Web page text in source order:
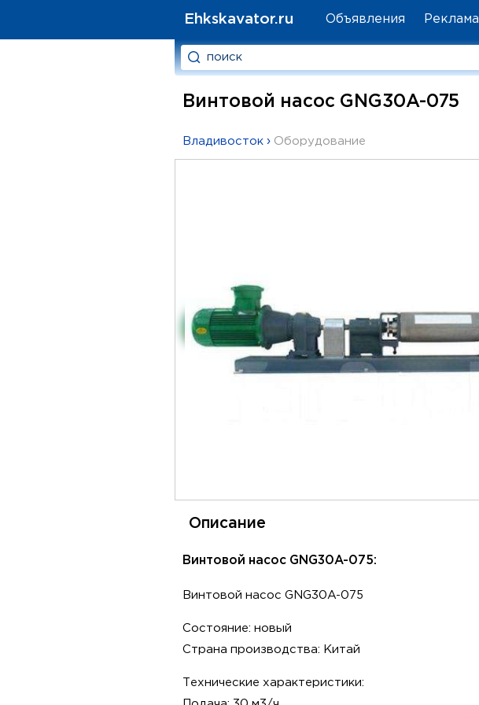
Ehkskavator.ru Объявления Реклама
Винтовой насос GNG30A-075
Владивосток › Оборудование
Описание
Винтовой насос GNG30A-075:
Винтовой насос GNG30A-075
Состояние: новый
Страна производства: Китай
Технические характеристики: